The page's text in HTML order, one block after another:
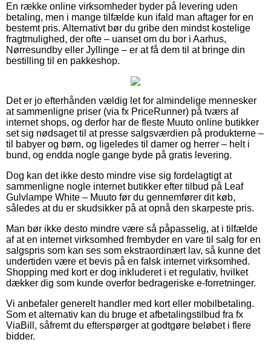
En række online virksomheder byder på levering uden
betaling, men i mange tilfælde kun ifald man aftager for en
bestemt pris. Alternativt bør du gribe den mindst kostelige
fragtmulighed, der ofte – uanset om du bor i Aarhus,
Nørresundby eller Jyllinge – er at få dem til at bringe din
bestilling til en pakkeshop.
Det er jo efterhånden vældig let for almindelige mennesker
at sammenligne priser (via fx PriceRunner) på tværs af
internet shops, og derfor har de fleste Muuto online butikker
set sig nødsaget til at presse salgsværdien på produkterne –
til babyer og børn, og ligeledes til damer og herrer – helt i
bund, og endda nogle gange byde på gratis levering.
Dog kan det ikke desto mindre vise sig fordelagtigt at
sammenligne nogle internet butikker efter tilbud på Leaf
Gulvlampe White – Muuto før du gennemfører dit køb,
således at du er skudsikker på at opnå den skarpeste pris.
Man bør ikke desto mindre være så påpasselig, at i tilfælde
af at en internet virksomhed frembyder en vare til salg for en
salgspris som kan ses som ekstraordinært lav, så kunne det
undertiden være et bevis på en falsk internet virksomhed.
Shopping med kort er dog inkluderet i et regulativ, hvilket
dækker dig som kunde overfor bedrageriske e-forretninger.
Vi anbefaler generelt handler med kort eller mobilbetaling.
Som et alternativ kan du bruge et afbetalingstilbud fra fx
ViaBill, såfremt du efterspørger at godtgøre beløbet i flere
bidder.